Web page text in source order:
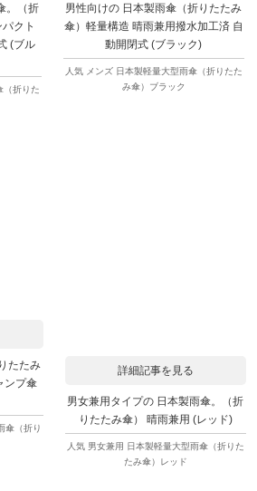
。（折
クト
(ブル
（折りた
男性向けの 日本製雨傘（折りたたみ
傘）軽量構造 晴雨兼用撥水加工済 自
動開閉式 (ブラック)
人気 メンズ 日本製軽量大型雨傘（折りたた
み傘）ブラック
たたみ
ンプ傘
傘（折り
詳細記事を見る
男女兼用タイプの 日本製雨傘。（折
りたたみ傘） 晴雨兼用 (レッド)
人気 男女兼用 日本製軽量大型雨傘（折りた
たみ傘）レッド